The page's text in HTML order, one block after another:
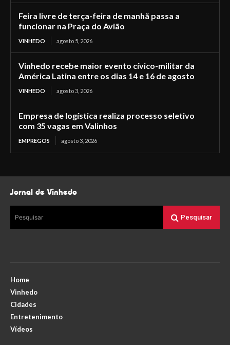
Feira livre de terça-feira de manhã passa a
funcionar na Praça do Avião
VINHEDO agosto 5, 2026
Vinhedo recebe maior evento cívico-militar da
América Latina entre os dias 14 e 16 de agosto
VINHEDO agosto 3, 2026
Empresa de logística realiza processo seletivo
com 35 vagas em Valinhos
EMPREGOS agosto 3, 2026
Jornal de Vinhedo
Pesquisar Pesquisar
Home
Vinhedo
Cidades
Entretenimento
Vídeos